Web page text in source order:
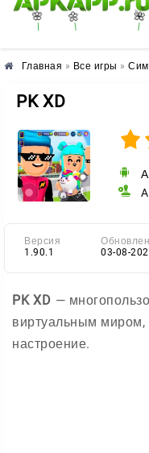
🌸 🌼 🌺
Главная » Все игры »
PK XD
Версия
1.90.1
03-08-
PK XD —
виртуальным миром,
настроение.